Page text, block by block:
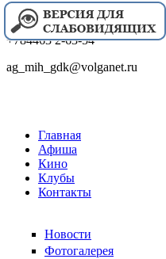
+784463 2-63-54
ag_mih_gdk@volganet.ru
Главная
Афиша
Кино
Клубы
Контакты
Новости
Фотогалерея